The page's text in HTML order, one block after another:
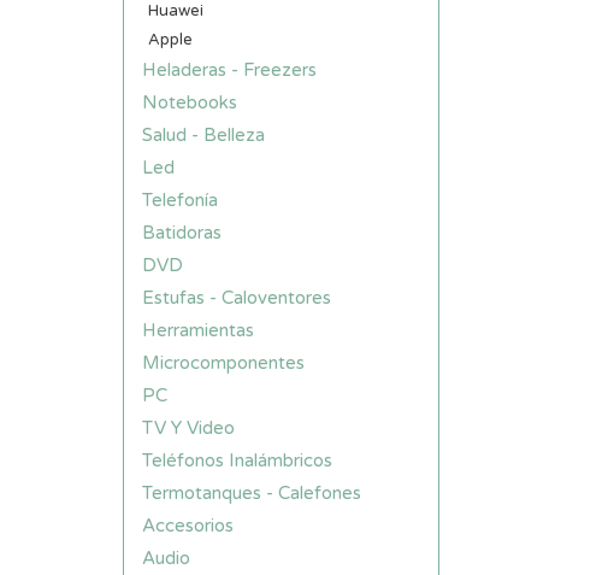
Huawei
Apple
Heladeras - Freezers
Notebooks
Salud - Belleza
Led
Telefonía
Batidoras
DVD
Estufas - Caloventores
Herramientas
Microcomponentes
PC
TV Y Video
Teléfonos Inalámbricos
Termotanques - Calefones
Accesorios
Audio